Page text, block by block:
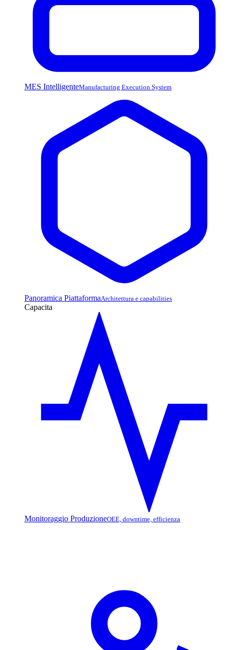
MES IntelligenteManufacturing Execution System
Panoramica PiattaformaArchitettura e capabilities
Capacita
Monitoraggio ProduzioneOEE, downtime, efficienza